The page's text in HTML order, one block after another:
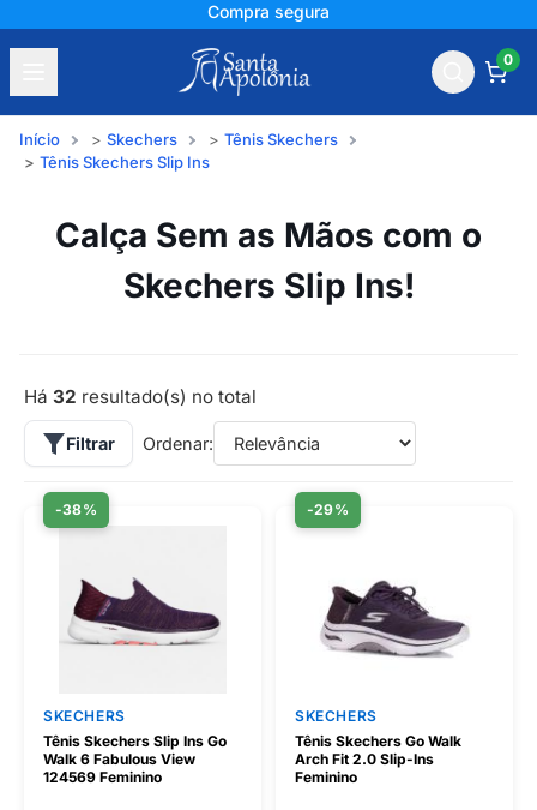
+150 mil avaliações
0
Início Skechers
Tênis Skechers
Tênis Skechers Slip Ins
Calça Sem as Mãos com o
Skechers Slip Ins!
Há 32 resultado(s) no total
Filtrar Ordenar:
-38%
SKECHERS
Tênis Skechers Slip Ins Go
Walk 6 Fabulous View
124569 Feminino
-29%
SKECHERS
Tênis Skechers Go Walk
Arch Fit 2.0 Slip-Ins
Feminino